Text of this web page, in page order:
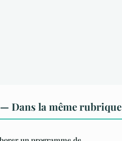
Dans la même rubrique